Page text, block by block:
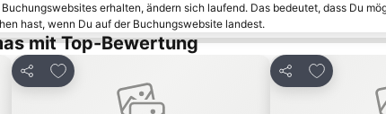
erhalten, ändern sich laufend. Das bedeutet, dass Du
hast, wenn Du auf der Buchungswebsite landest.
mit Top-Bewertung
Teilen
Zu Favoriten hinzufügen
Teilen
Zu